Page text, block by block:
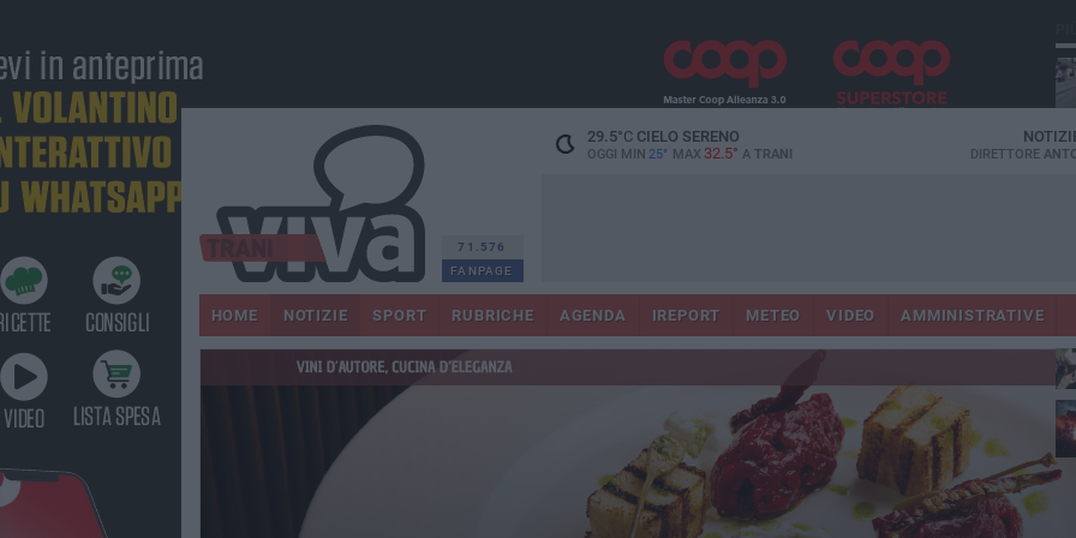
71.576
FANPAGE
29.5°CCIELO SERENO
OGGI MIN 25° MAX 32.5° A TRANI DIRETTORE
HOME NOTIZIE SPORT RUBRICHE AGENDA IREPORT METEO VIDEO AMMINISTRATIVE